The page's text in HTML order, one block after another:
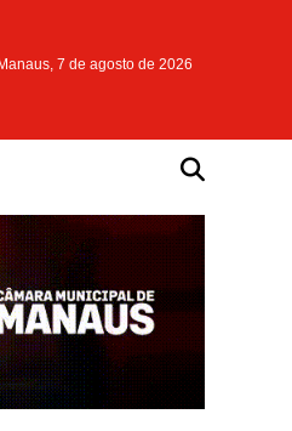
Manaus, 7 de agosto de 2026